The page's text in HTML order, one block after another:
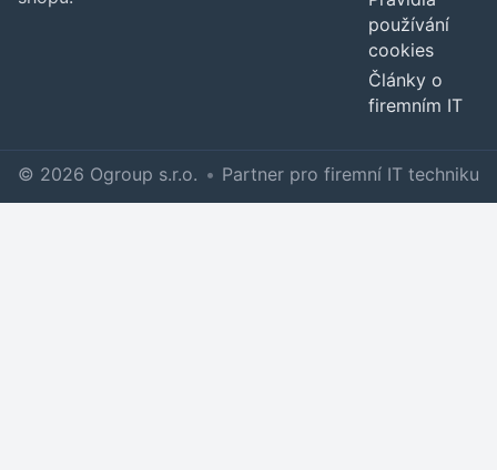
používání
cookies
Články o
firemním IT
© 2026 Ogroup s.r.o. • Partner pro firemní IT techniku